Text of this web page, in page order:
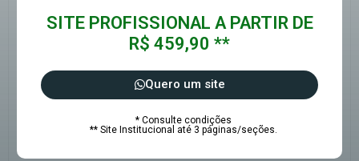
SITE PROFISSIONAL A PARTIR DE
R$ 459,90 **
Quero um site
* Consulte condições
** Site Institucional até 3 páginas/seções.